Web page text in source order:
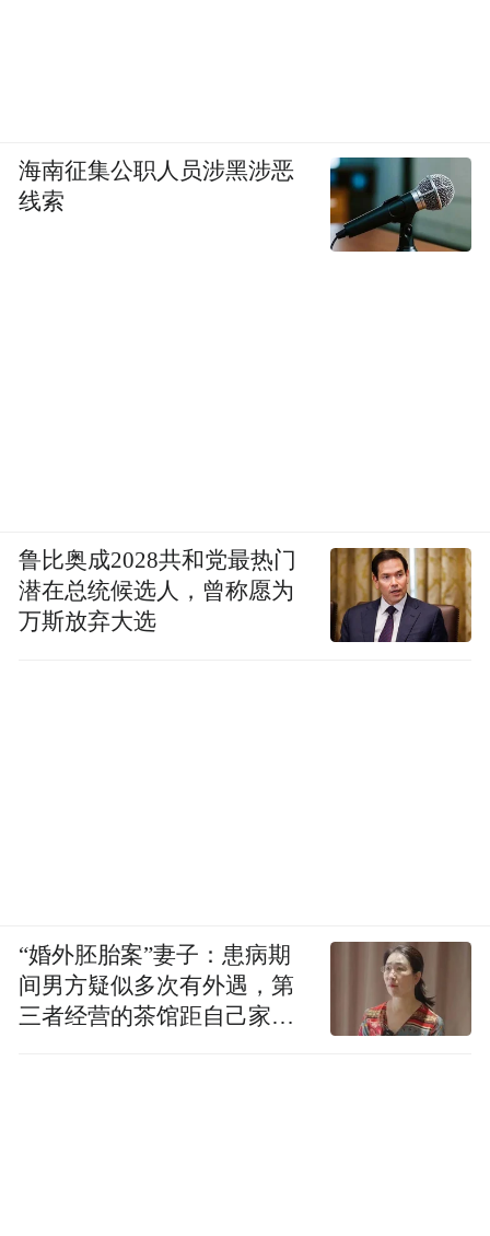
海南征集公职人员涉黑涉恶
线索
鲁比奥成2028共和党最热门
潜在总统候选人，曾称愿为
万斯放弃大选
“婚外胚胎案”妻子：患病期
间男方疑似多次有外遇，第
三者经营的茶馆距自己家步